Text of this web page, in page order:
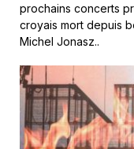
prochains concerts
croyais mort depuis
Michel Jonasz..